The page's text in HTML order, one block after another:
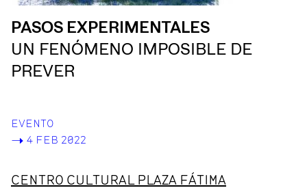
PASOS EXPERIMENTALES
UN FENÓMENO IMPOSIBLE DE
PREVER
EVENTO
-> 4 FEB 2022
CENTRO CULTURAL PLAZA FÁTIMA